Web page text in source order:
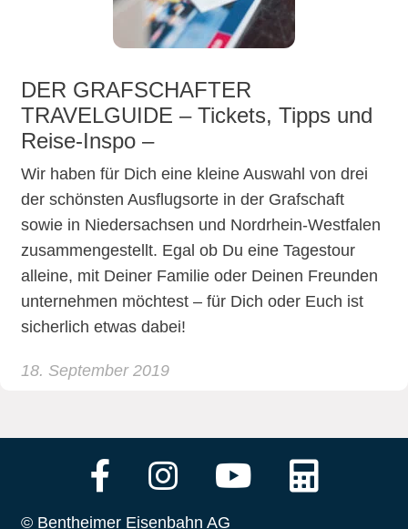
DER GRAFSCHAFTER
TRAVELGUIDE – Tickets, Tipps und
Reise-Inspo –
Wir haben für Dich eine kleine Auswahl von drei
der schönsten Ausflugsorte in der Grafschaft
sowie in Niedersachsen und Nordrhein-Westfalen
zusammengestellt. Egal ob Du eine Tagestour
alleine, mit Deiner Familie oder Deinen Freunden
unternehmen möchtest – für Dich oder Euch ist
sicherlich etwas dabei!
18. September 2019
© Bentheimer Eisenbahn AG